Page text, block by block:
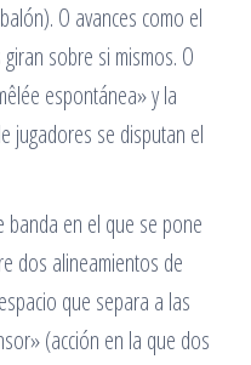
O avances como el
sobre si mismos. O
espontánea» y la
jugadores se disputan el
en el que se pone
dos alineamientos de
que separa a las
(acción en la que dos